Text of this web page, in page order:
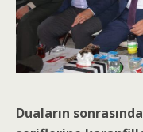
Duaların